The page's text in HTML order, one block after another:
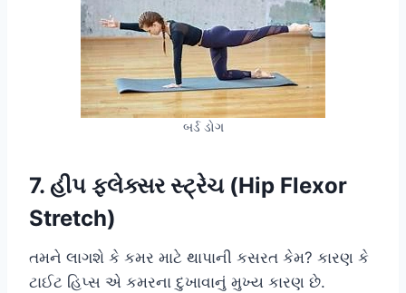
બર્ડ ડોગ
7. હીપ ફ્લેક્સર સ્ટ્રેચ (Hip Flexor
Stretch)
તમને લાગશે કે કમર માટે થાપાની કસરત કેમ? કારણ કે
ટાઈટ હિપ્સ એ કમરના દુખાવાનું મુખ્ય કારણ છે.